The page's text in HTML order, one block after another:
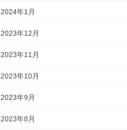
2024年1月
2023年12月
2023年11月
2023年10月
2023年9月
2023年8月